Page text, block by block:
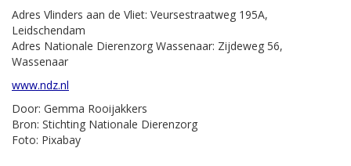
Adres Vlinders aan de Vliet: Veursestraatweg 195A,
Leidschendam
Adres Nationale Dierenzorg Wassenaar: Zijdeweg 56,
Wassenaar
www.ndz.nl
Door: Gemma Rooijakkers
Bron: Stichting Nationale Dierenzorg
Foto: Pixabay